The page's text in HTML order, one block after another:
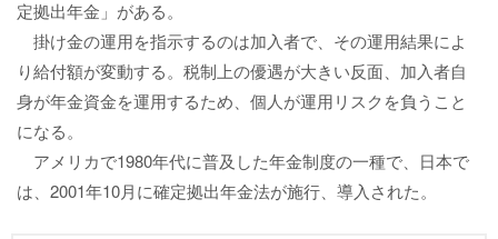
定拠出年金」がある。
掛け金の運用を指示するのは加入者で、その運用結果によ
り給付額が変動する。税制上の優遇が大きい反面、加入者自
身が年金資金を運用するため、個人が運用リスクを負うこと
になる。
アメリカで1980年代に普及した年金制度の一種で、日本で
は、2001年10月に確定拠出年金法が施行、導入された。